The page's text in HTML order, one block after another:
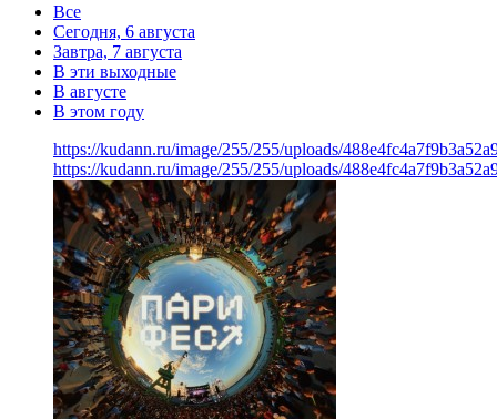
Все
Сегодня, 6 августа
Завтра, 7 августа
В эти выходные
В августе
В этом году
https://kudann.ru/image/255/255/uploads/
https://kudann.ru/image/255/255/uploads/